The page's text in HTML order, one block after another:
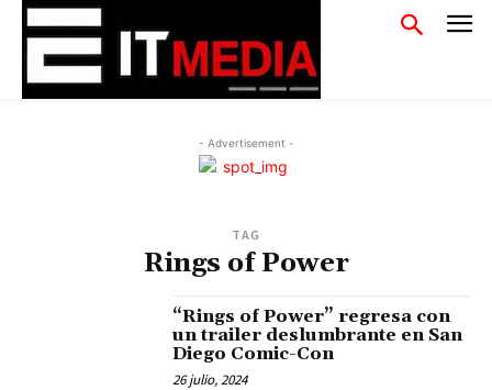
- Advertisement -
TAG
Rings of Power
“Rings of Power” regresa con
un trailer deslumbrante en San
Diego Comic-Con
26 julio, 2024